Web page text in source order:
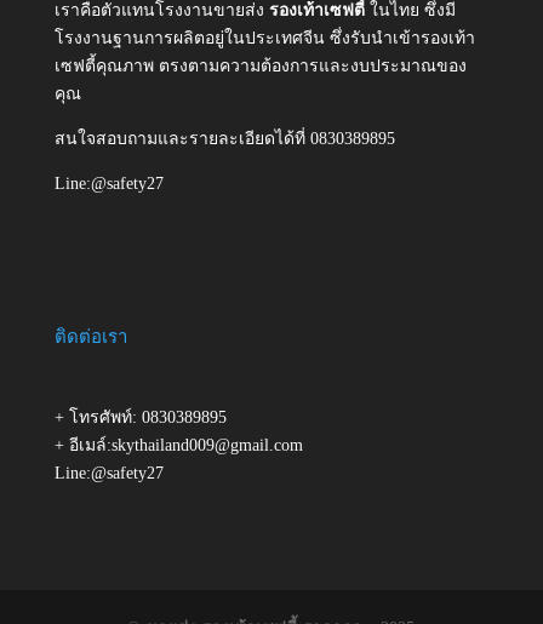
เราคือตัวแทนโรงงานขายส่ง รองเท้าเซฟตี้ ในไทย ซึ่งมี
โรงงานฐานการผลิตอยู่ในประเทศจีน ซึ่งรับนำเข้ารองเท้า
เซฟตี้คุณภาพ ตรงตามความต้องการและงบประมาณของ
คุณ
สนใจสอบถามและรายละเอียดได้ที่ 0830389895
Line:@safety27
ติดต่อเรา
+ โทรศัพท์: 0830389895
+ อีเมล์:skythailand009@gmail.com
Line:@safety27